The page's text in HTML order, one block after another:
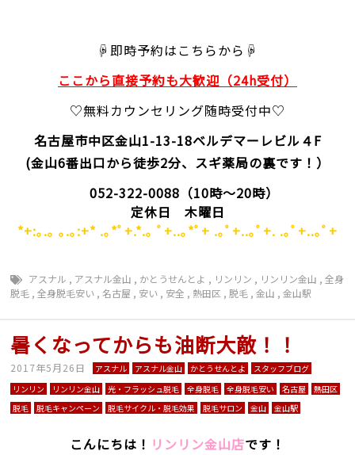
☟即時予約はこちらから☟
ここから直接予約も大歓迎（24h受付）
♡無料カウンセリング随時受付中♡
名古屋市中区金山1-13-18ベルデマーレビル４F
(金山6番出口から徒歩2分、スギ薬局の裏です！）
052-322-0088 （10時～20時）
定休日 木曜日
*+:｡.｡ ｡.｡:+* .｡*ﾟ+.*.｡ ﾟ+..｡*ﾟ+ .｡ﾟ+..｡ﾟ+. .｡ﾟ+..｡ﾟ+
アスナル , アスナル金山 , かとうせんとよ , リンリン , リンリン金山 ,全身
脱毛 ,全身脱毛安い ,名古屋 , 安い , 安全 , 熱田区 ,脱毛 ,金山 ,金山駅
暑くなってからも油断大敵！！
2017年5月26日 アスナル アスナル金山 かとうせんとよ
スタッフブログ
リンリン
リンリン金山 光・フラッシュ脱毛 全身脱毛 全身脱毛安い 名古屋
熱田区
脱毛
脱毛キャンペーン 脱毛サイクル・脱毛効果 脱毛サロン 金山 金山駅
こんにちは！ リンリン金山店です！